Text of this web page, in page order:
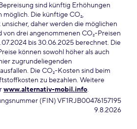
sind künftig Erhöhungen
Die künftige CO₂,
daher werden die möglichen
von drei angenommenen CO₂-Preisen
bis 30.06.2025 berechnet. Die
können sowohl höher als auch
zugrundeliegenden
Die CO₂-Kosten sind beim
zu bezahlen. Weitere
www.alternativ-mobil.info.
(FIN)VF1RJB00476157195
9.8.2026